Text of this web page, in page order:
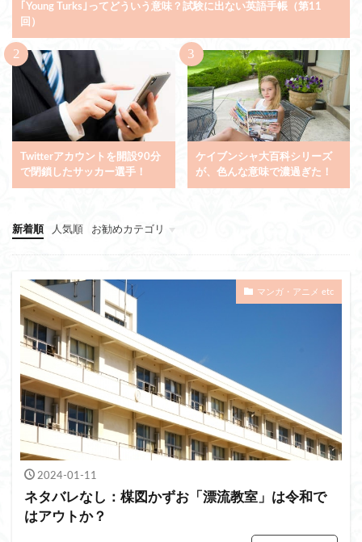
｢Young Turks｣ってどういう意味？試験に出ない英語手帳（第11
回）
Twitterアカウントを開設90分
で閉鎖したサッカー選手！
ケイブンシャ大百科シリーズ
が、色んな意味で濃過ぎた！
新着順 人気順 お勧めカテゴリ
妻のブログ
夫のブログ
マンガ・アニメ etc
2024-01-11
ネタバレなし：楳図かずお「漂流教室」は令和で
はアウトか？